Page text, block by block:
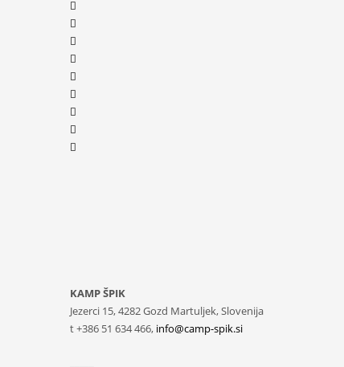
KAMP ŠPIK
Jezerci 15, 4282 Gozd Martuljek, Slovenija
t +386 51 634 466, info@camp-spik.si